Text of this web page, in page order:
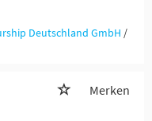
Deutschland GmbH /
Merken